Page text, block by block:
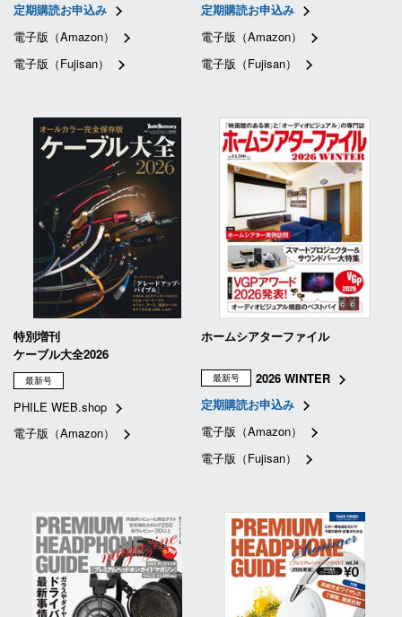
定期購読お申込み
電子版（Amazon）
電子版（Fujisan）
定期購読お申込み
電子版（Amazon）
電子版（Fujisan）
特別増刊
ケーブル大全2026
最新号
PHILE WEB.shop
電子版（Amazon）
ホームシアターファイル
最新号
2026 WINTER
定期購読お申込み
電子版（Amazon）
電子版（Fujisan）